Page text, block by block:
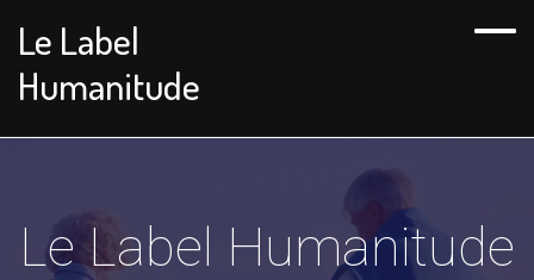
Le Label
Humanitude
Le Label Humanitude